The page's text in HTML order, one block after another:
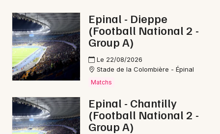
Epinal - Dieppe
(Football National 2 -
Group A)
Le 22/08/2026
Stade de la Colombière - Épinal
Matchs
Epinal - Chantilly
(Football National 2 -
Group A)